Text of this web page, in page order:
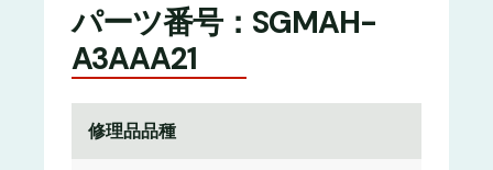
パーツ番号：SGMAH-
A3AAA21
修理品品種